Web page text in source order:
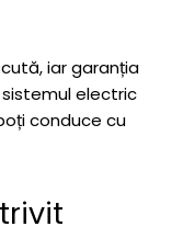
iar garanția
electric
conduce cu